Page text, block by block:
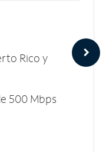
Rico y
500 Mbps